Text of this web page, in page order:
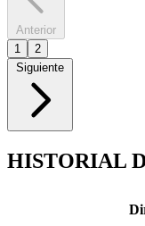
Anterior
1
2
Siguiente
HISTORIAL